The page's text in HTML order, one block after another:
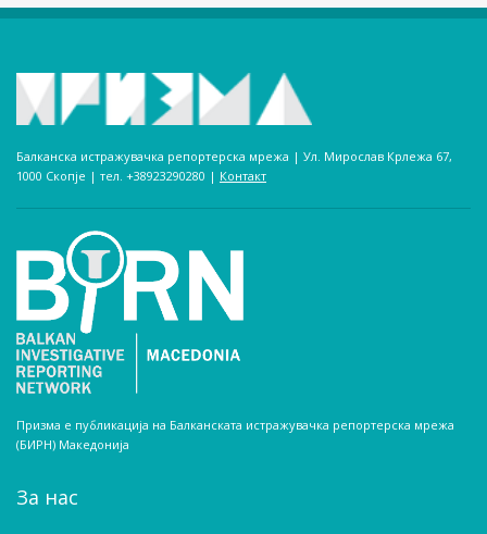
Балканска истражувачка репортерска мрежа | Ул. Мирослав Крлежа 67,
1000 Скопје | тел. +38923290280­ | Контакт
Призма е публикација на Балканската истражувачка репортерска мрежа
(БИРН) Македонија
За нас